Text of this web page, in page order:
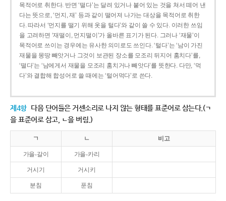
목적어로 취한다. 반면 ‘떨다’는 달려 있거나 붙어 있는 것을 쳐서 떼어 낸
다는 뜻으로, ‘먼지, 재’ 등과 같이 떨어져 나가는 대상을 목적어로 취한
다. 따라서 ‘먼지를 떨기 위해 옷을 털다’와 같이 쓸 수 있다. 이러한 쓰임
을 고려하면 ‘재떨이, 먼지떨이’가 올바른 표기가 된다. 그러나 ‘재물’이
목적어로 쓰이는 경우에는 유사한 의미로도 쓰인다. ‘털다’는 ‘남이 가진
재물을 몽땅 빼앗거나 그것이 보관된 장소를 모조리 뒤지어 훔치다’를,
‘떨다’는 ‘남에게서 재물을 모조리 훔치거나 빼앗다’를 뜻한다. 다만, ‘먹
다’와 결합해 합성어로 쓸 때에는 ‘털어먹다’로 쓴다.
제4항 다음 단어들은 거센소리로 나지 않는 형태를 표준어로 삼는다.(ㄱ
을 표준어로 삼고, ㄴ을 버림.)
ㄱ ㄴ 비고
가을-갈이 가을-카리
거시기 거시키
분침 푼침